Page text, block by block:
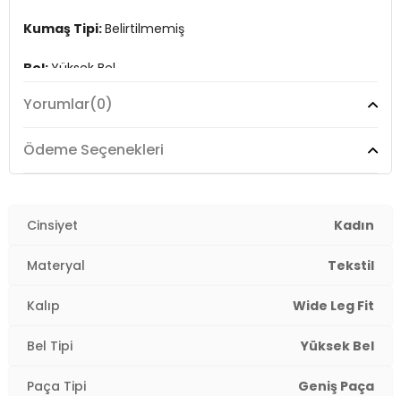
Kumaş Tipi:Belirtilmemiş
Bel:Yüksek Bel
Boy:Standart
Paça Tipi:Geniş Paça
Yaş Grubu:
Menşei:Kamboçya
Yorumlar(0)
Ödeme Seçenekleri
Cinsiyet Kadın
Materyal Tekstil
Kalıp Wide Leg Fit
Bel Tipi Yüksek Bel
Paça Tipi Geniş Paça